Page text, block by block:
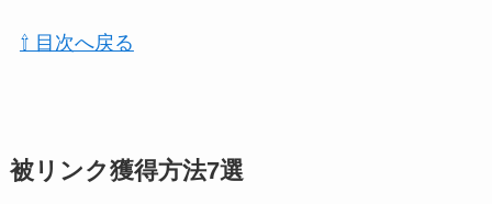
⇧ 目次へ戻る
被リンク獲得方法7選